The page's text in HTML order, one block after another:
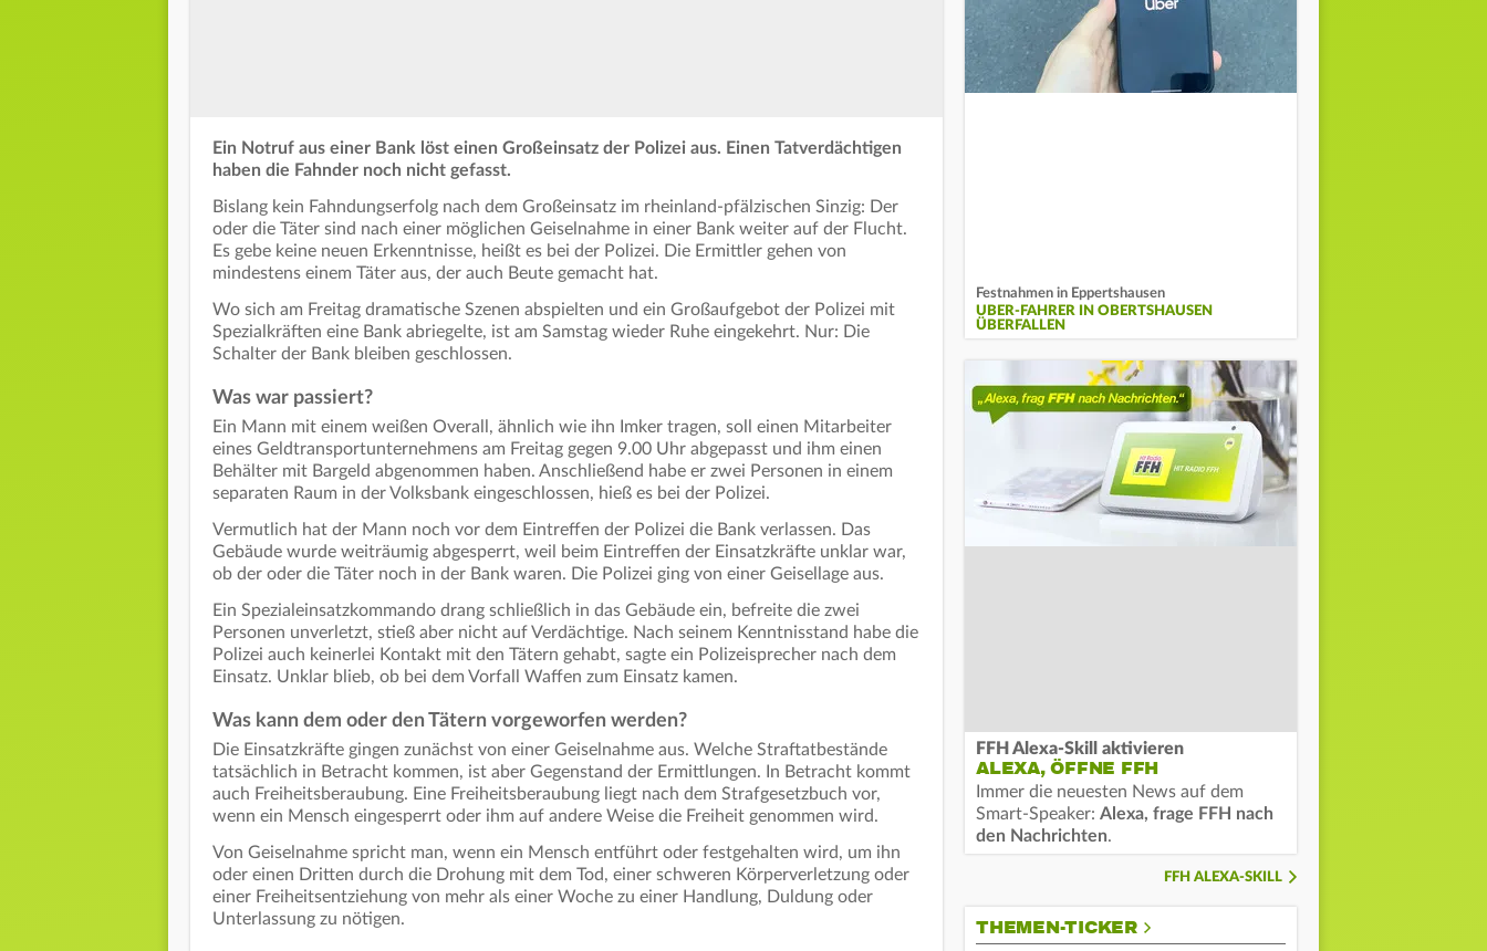
Ein Notruf aus einer Bank löst einen Großeinsatz der Polizei aus. Einen Tatverdächtigen
haben die Fahnder noch nicht gefasst.
Bislang kein Fahndungserfolg nach dem Großeinsatz im rheinland-pfälzischen Sinzig: Der
oder die Täter sind nach einer möglichen Geiselnahme in einer Bank weiter auf der Flucht.
Es gebe keine neuen Erkenntnisse, heißt es bei der Polizei. Die Ermittler gehen von
mindestens einem Täter aus, der auch Beute gemacht hat.
Wo sich am Freitag dramatische Szenen abspielten und ein Großaufgebot der Polizei mit
Spezialkräften eine Bank abriegelte, ist am Samstag wieder Ruhe eingekehrt. Nur: Die
Schalter der Bank bleiben geschlossen.
Was war passiert?
Ein Mann mit einem weißen Overall, ähnlich wie ihn Imker tragen, soll einen Mitarbeiter
eines Geldtransportunternehmens am Freitag gegen 9.00 Uhr abgepasst und ihm einen
Behälter mit Bargeld abgenommen haben. Anschließend habe er zwei Personen in einem
separaten Raum in der Volksbank eingeschlossen, hieß es bei der Polizei.
Vermutlich hat der Mann noch vor dem Eintreffen der Polizei die Bank verlassen. Das
Gebäude wurde weiträumig abgesperrt, weil beim Eintreffen der Einsatzkräfte unklar war,
ob der oder die Täter noch in der Bank waren. Die Polizei ging von einer Geisellage aus.
Ein Spezialeinsatzkommando drang schließlich in das Gebäude ein, befreite die zwei
Personen unverletzt, stieß aber nicht auf Verdächtige. Nach seinem Kenntnisstand habe die
Polizei auch keinerlei Kontakt mit den Tätern gehabt, sagte ein Polizeisprecher nach dem
Einsatz. Unklar blieb, ob bei dem Vorfall Waffen zum Einsatz kamen.
Was kann dem oder den Tätern vorgeworfen werden?
Die Einsatzkräfte gingen zunächst von einer Geiselnahme aus. Welche Straftatbestände
tatsächlich in Betracht kommen, ist aber Gegenstand der Ermittlungen. In Betracht kommt
auch Freiheitsberaubung. Eine Freiheitsberaubung liegt nach dem Strafgesetzbuch vor,
wenn ein Mensch eingesperrt oder ihm auf andere Weise die Freiheit genommen wird.
Von Geiselnahme spricht man, wenn ein Mensch entführt oder festgehalten wird, um ihn
oder einen Dritten durch die Drohung mit dem Tod, einer schweren Körperverletzung oder
einer Freiheitsentziehung von mehr als einer Woche zu einer Handlung, Duldung oder
Unterlassung zu nötigen.
Festnahmen in Eppertshausen
UBER-FAHRER IN OBERTSHAUSEN
ÜBERFALLEN
FFH Alexa-Skill aktivieren
ALEXA, ÖFFNE FFH
Immer die neuesten News auf dem
Smart-Speaker: Alexa, frage FFH nach
den Nachrichten.
FFH ALEXA-SKILL
THEMEN-TICKER